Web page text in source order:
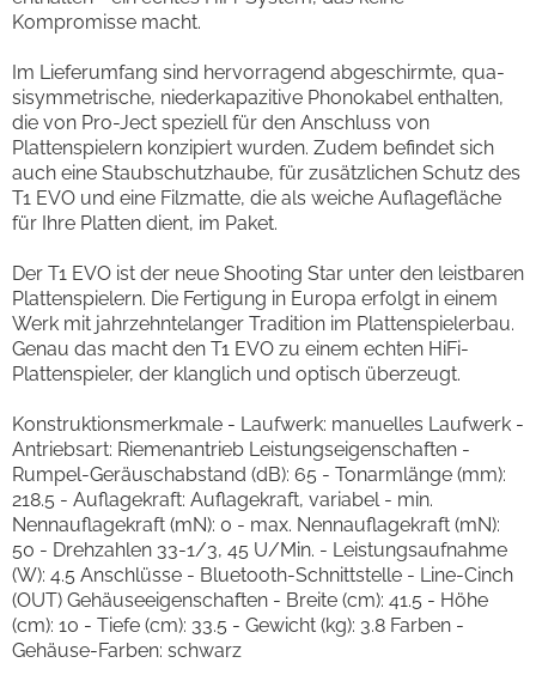
Kompromisse macht.
Im Lieferumfang sind hervorragend abgeschirmte, qua-
sisymmetrische, niederkapazitive Phonokabel enthalten,
die von Pro-Ject speziell für den Anschluss von
Plattenspielern konzipiert wurden. Zudem befindet sich
auch eine Staubschutzhaube, für zusätzlichen Schutz des
T1 EVO und eine Filzmatte, die als weiche Auflagefläche
für Ihre Platten dient, im Paket.
Der T1 EVO ist der neue Shooting Star unter den leistbaren
Plattenspielern. Die Fertigung in Europa erfolgt in einem
Werk mit jahrzehntelanger Tradition im Plattenspielerbau.
Genau das macht den T1 EVO zu einem echten HiFi-
Plattenspieler, der klanglich und optisch überzeugt.
Konstruktionsmerkmale - Laufwerk: manuelles Laufwerk -
Antriebsart: Riemenantrieb Leistungseigenschaften -
Rumpel-Geräuschabstand (dB): 65 - Tonarmlänge (mm):
218.5 - Auflagekraft: Auflagekraft, variabel - min.
Nennauflagekraft (mN): 0 - max. Nennauflagekraft (mN):
50 - Drehzahlen 33-1/3, 45 U/Min. - Leistungsaufnahme
(W): 4.5 Anschlüsse - Bluetooth-Schnittstelle - Line-Cinch
(OUT) Gehäuseeigenschaften - Breite (cm): 41.5 - Höhe
(cm): 10 - Tiefe (cm): 33.5 - Gewicht (kg): 3.8 Farben -
Gehäuse-Farben: schwarz